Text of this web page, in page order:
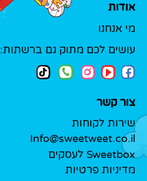
אודות
מי אנחנו
עושים לכם מתוק גם ברשתות:
צור קשר
שירות לקוחות
Info@sweetweet.co.il
Sweetbox לעסקים
מדיניות פרטיות